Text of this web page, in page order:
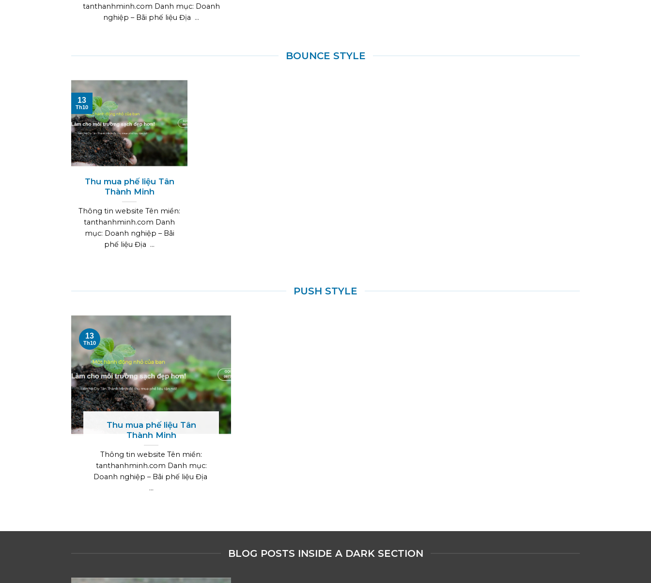
tanthanhminh.com Danh mục: Doanh
nghiệp – Bãi phế liệu Địa ...
BOUNCE STYLE
Thu mua phế liệu Tân
Thành Minh
Thông tin website Tên miền:
tanthanhminh.com Danh
mục: Doanh nghiệp – Bãi
phế liệu Địa ...
13
Th10
PUSH STYLE
Thu mua phế liệu Tân
Thành Minh
Thông tin website Tên miền:
tanthanhminh.com Danh mục:
Doanh nghiệp – Bãi phế liệu Địa
...
13
Th10
BLOG POSTS INSIDE A DARK SECTION